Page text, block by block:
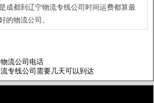
成都到辽宁物流专线公司时间运费都算最
的物流公司。
流公司电话
专线公司需要几天可以到达